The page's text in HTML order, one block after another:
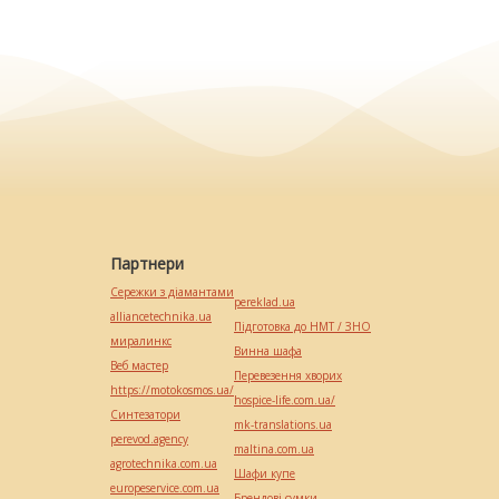
Партнери
Сережки з діамантами
alliancetechnika.ua
миралинкс
Веб мастер
https://motokosmos.ua/
Синтезатори
perevod.agency
agrotechnika.com.ua
europeservice.com.ua
pereklad.ua
Підготовка до НМТ / ЗНО
Винна шафа
Перевезення хворих
hospice-life.com.ua/
mk-translations.ua
maltina.com.ua
Шафи купе